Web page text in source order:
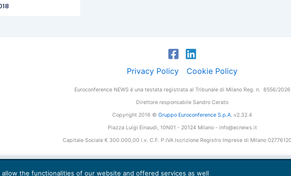
Privacy Policy Cookie Policy
Euroconference NEWS è una testata registrata al Tribunale di Milano Reg. n. 8556/2026
Direttore responsabile Sandro Cerato
Copyright 2016 © Gruppo Euroconference S.p.A. v2.32.4
Piazza Luigi Einaudi, 10N01 - 20124 Milano - info@ecnews.it
Capitale Sociale € 300.000,00 i.v. C.F. P.IVA Iscrizione Registro Imprese di Milano
the functionalities of our website and offered services as well